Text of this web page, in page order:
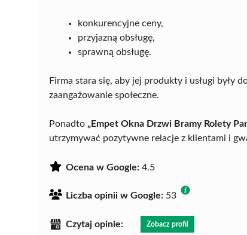
konkurencyjne ceny,
przyjazną obsługę,
sprawną obsługę.
Firma stara się, aby jej produkty i usługi były
zaangażowanie społeczne.
Ponadto „Empet Okna Drzwi Bramy Rolety
utrzymywać pozytywne relacje z klientami i
Ocena w Google: 4.5
Liczba opinii w Google: 53
Czytaj opinie: Zobacz profil